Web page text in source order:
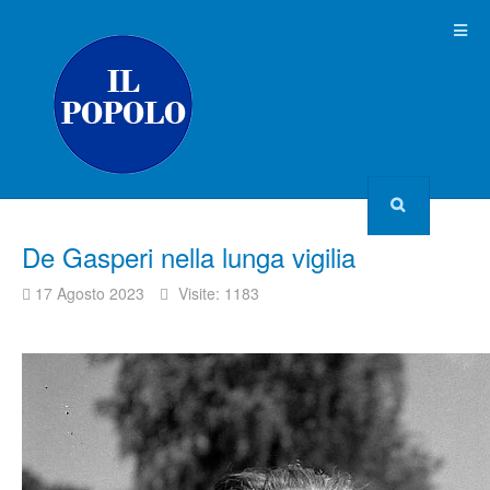
De Gasperi nella lunga vigilia
17 Agosto 2023 Visite: 1183